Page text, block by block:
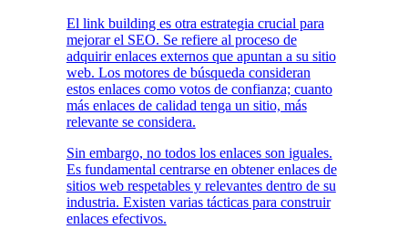
El link building es otra estrategia crucial para
mejorar el SEO. Se refiere al proceso de
adquirir enlaces externos que apuntan a su sitio
web. Los motores de búsqueda consideran
estos enlaces como votos de confianza; cuanto
más enlaces de calidad tenga un sitio, más
relevante se considera.
Sin embargo, no todos los enlaces son iguales.
Es fundamental centrarse en obtener enlaces de
sitios web respetables y relevantes dentro de su
industria. Existen varias tácticas para construir
enlaces efectivos.